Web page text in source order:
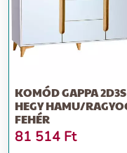
KOMÓD GAPPA 2D3S
HEGY HAMU/
FEHÉR
81 514 Ft